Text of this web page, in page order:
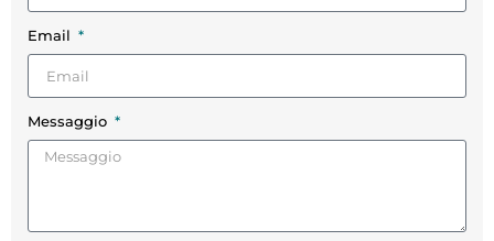
Email
Messaggio